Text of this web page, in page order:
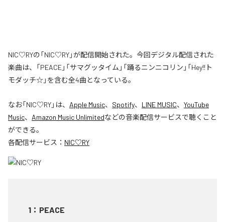
NIC♡RYの「NIC♡RY」が配信開始された。今回デジタル配信された
楽曲は、「PEACE」「サマグッタイム」「踊るニンニコリン」「Hey!!ト
モダッチ☆」を含む全4曲となっている。
なお「NIC♡RY」は、 Apple Music、 Spotify、 LINE MUSIC、 YouTube
Music、 Amazon Music Unlimitedなどの音楽配信サービスで聴くこと
ができる。
各配信サービス： NIC♡RY
1 ： PEACE